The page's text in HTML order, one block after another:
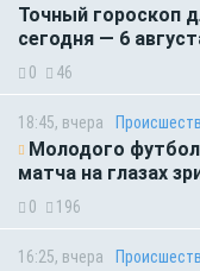
Точный гороскоп
сегодня — 6
0 46
18:45, вчера
Молодого
матча на глазах
0 196
16:25, вчера